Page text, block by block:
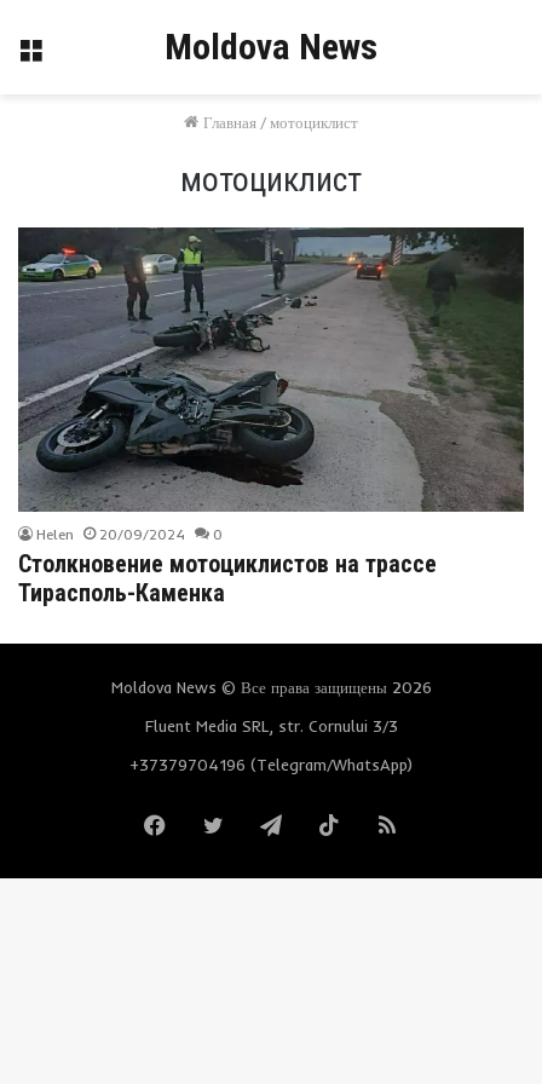
Меню Moldova News
Главная /мотоциклист
мотоциклист
Helen 20/09/2024 0
Столкновение мотоциклистов на трассе
Тирасполь-Каменка
Moldova News © Все права защищены 2026
Fluent Media SRL, str. Cornului 3/3
+37379704196 (Telegram/WhatsApp)
FacebookTwitterTelegramTikTokRSS